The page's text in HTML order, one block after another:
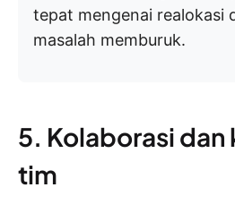
tepat mengenai realokasi
masalah memburuk.
5. Kolaborasi dan
tim